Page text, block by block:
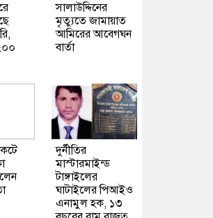
সালাউদ্দিনের
মৃত্যুতে জামায়াত
আমিরের আবেগঘন
বার্তা
দুর্নীতির
মাস্টারমাইন্ড
টাঙ্গাইলের
ঘাটাইলের পিআইও
এনামুল হক, ১৩